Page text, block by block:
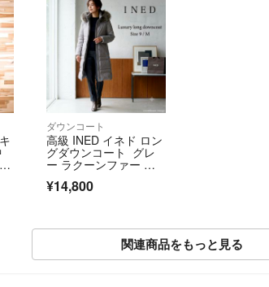
ダウンコート
高級 INED イネド ロン
グダウンコート グレ
ー ラクーンファー フ
ット Aライン 上品 レデ
¥14,800
関連商品をもっと見る